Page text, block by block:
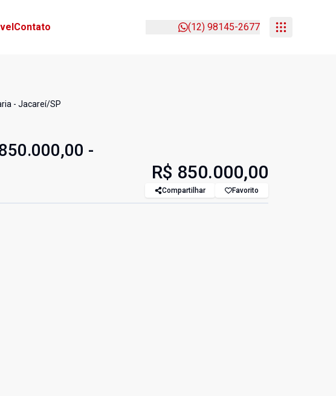
Contato (12) 98145-2677
- Jacareí/SP
-
R$ 850.000,00
Compartilhar Favorito